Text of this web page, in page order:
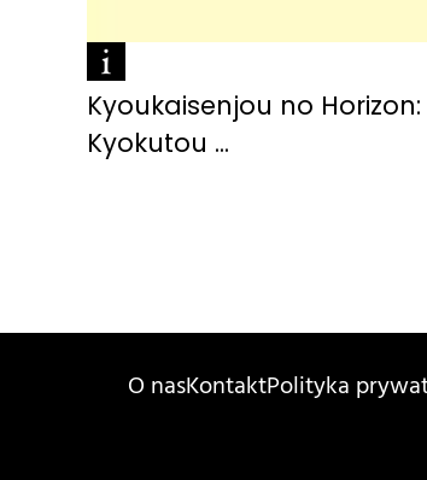
Kyoukaisenjou no Horizon:
Kyokutou ...
O nasKontaktPolityka